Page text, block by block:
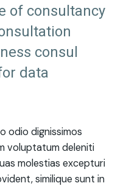
of consultancy
consul
data
odio dignissimos
voluptatum deleniti
molestias excepturi
similique sunt in